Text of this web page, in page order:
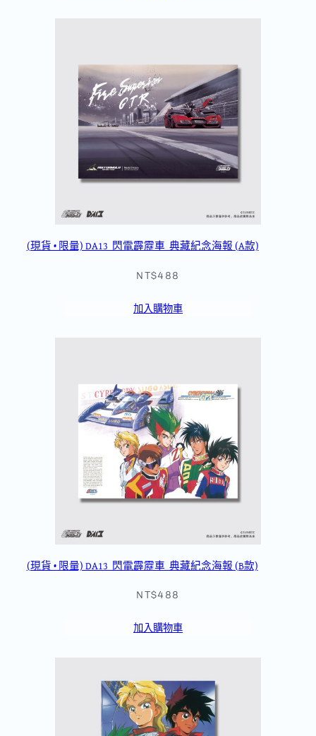
(現貨 • 限量) DA13_閃電霹靂車_典藏紀念海報 (A款)
NT$488
加入購物車
(現貨 • 限量) DA13_閃電霹靂車_典藏紀念海報 (B款)
NT$488
加入購物車